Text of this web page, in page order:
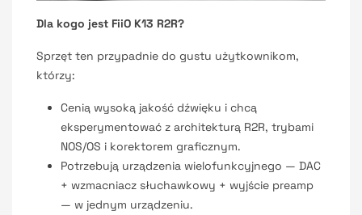
Dla kogo jest FiiO K13 R2R?
Sprzęt ten przypadnie do gustu użytkownikom,
którzy:
Cenią wysoką jakość dźwięku i chcą
eksperymentować z architekturą R2R, trybami
NOS/OS i korektorem graficznym.
Potrzebują urządzenia wielofunkcyjnego — DAC
+ wzmacniacz słuchawkowy + wyjście preamp
— w jednym urządzeniu.